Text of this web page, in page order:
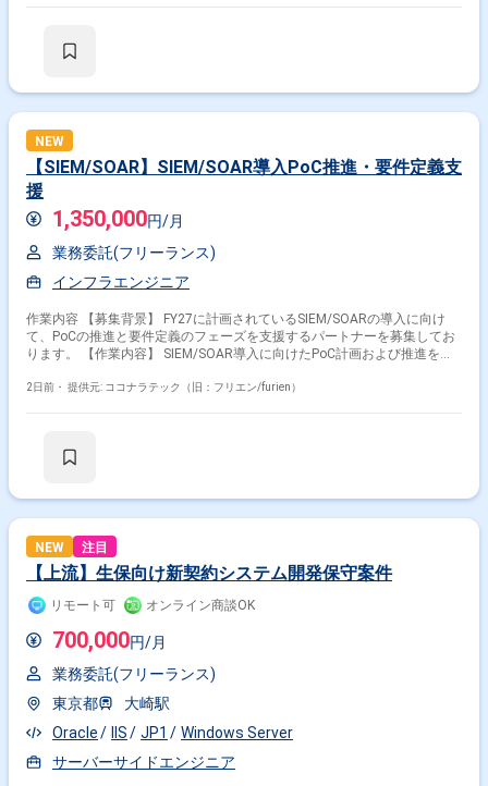
NEW
【SIEM/SOAR】SIEM/SOAR導入PoC推進・要件定義支
援
1,350,000円/月
業務委託(フリーランス)
インフラエンジニア
作業内容 【募集背景】 FY27に計画されているSIEM/SOARの導入に向け
て、PoCの推進と要件定義のフェーズを支援するパートナーを募集してお
ります。 【作業内容】 SIEM/SOAR導入に向けたPoC計画および推進をご
す。現行運用課題の整理および改善提案を実施していただきます。監視運
体的に提案できる方を求めております。SIEM/SOARのベストプラクティス
ら参画し、技術的な観点からの提案や運用設計に深く関与していただけま
す。大規模なセキュリティプロジェクトの初期フェーズに携わることで、
今後の全社的なセキュリティ基盤構築に大きな影響を与えることができま
す。 【開発環境】 SIEM製品およびSOAR製品を中心としたセキュリティ
ソリューション環境での業務となります。
2日前・ 提供元: ココナラテック（旧：フリエン/furien）
NEW 注目
【上流】生保向け新契約システム開発保守案件
リモート可 オンライン商談OK
700,000円/月
業務委託(フリーランス)
東京都
大崎駅
Oracle
IIS JP1
Windows Server
サーバーサイドエンジニア